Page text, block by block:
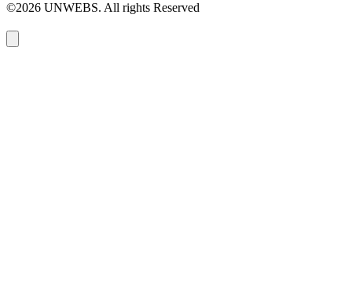
©2026 UNWEBS. All rights Reserved